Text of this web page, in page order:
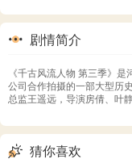
剧情简介
《千古风流人物 第三季》
公司合作拍摄的一部大型历
总监王遥远，导演房倩、叶
猜你喜欢